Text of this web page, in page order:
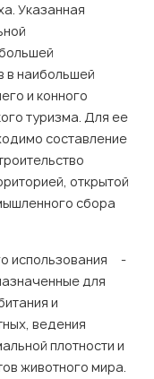
Указанная
в наибольшей
и конного
туризма. Для ее
составление
открытой
сбора
использования -
для
и
ведения
плотности и
животного мира.